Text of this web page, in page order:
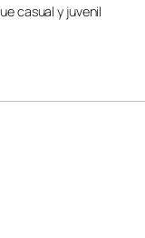
casual y juvenil